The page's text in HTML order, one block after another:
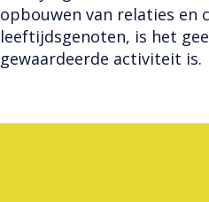
opbouwen van relaties en
leeftijdsgenoten, is het
gewaardeerde activiteit is.